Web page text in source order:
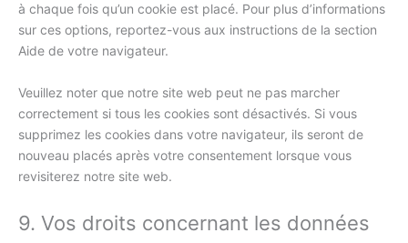
à chaque fois qu’un cookie est placé. Pour plus d’informations
sur ces options, reportez-vous aux instructions de la section
Aide de votre navigateur.
Veuillez noter que notre site web peut ne pas marcher
correctement si tous les cookies sont désactivés. Si vous
supprimez les cookies dans votre navigateur, ils seront de
nouveau placés après votre consentement lorsque vous
revisiterez notre site web.
9. Vos droits concernant les données